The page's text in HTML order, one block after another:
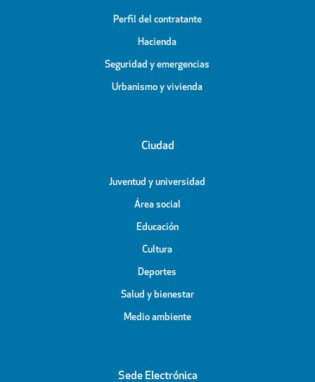
Perfil del contratante
Hacienda
Seguridad y emergencias
Urbanismo y vivienda
Ciudad
Juventud y universidad
Área social
Educación
Cultura
Deportes
Salud y bienestar
Medio ambiente
Sede Electrónica